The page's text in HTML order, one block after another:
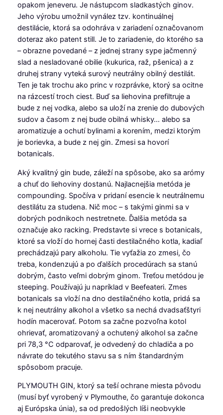
opakom jeneveru. Je nástupcom sladkastých ginov.
Jeho výrobu umožnil vynález tzv. kontinuálnej
destilácie, ktorá sa odohráva v zariadení označovanom
doteraz ako patent still. Je to zariadenie, do ktorého sa
– obrazne povedané – z jednej strany sype jačmenný
slad a nesladované obilie (kukurica, raž, pšenica) a z
druhej strany vyteká surový neutrálny obilný destilát.
Ten je tak trochu ako princ v rozprávke, ktorý sa ocitne
na rázcestí troch ciest. Buď sa liehovina prefiltruje a
bude z nej vodka, alebo sa uloží na zrenie do dubových
sudov a časom z nej bude obilná whisky… alebo sa
aromatizuje a ochutí bylinami a korením, medzi ktorým
je borievka, a bude z nej gin. Zmesi sa hovorí
botanicals.
Aký kvalitný gin bude, záleží na spôsobe, ako sa arómy
a chuť do liehoviny dostanú. Najlacnejšia metóda je
compounding. Spočíva v pridaní esencie k neutrálnemu
destilátu za studena. Nič moc – s takými ginmi sa v
dobrých podnikoch nestretnete. Ďalšia metóda sa
označuje ako racking. Predstavte si vrece s botanicals,
ktoré sa vloží do hornej časti destilačného kotla, kadiaľ
prechádzajú pary alkoholu. Tie vyťažia zo zmesi, čo
treba, kondenzujú a po ďalších procedúrach sa stanú
dobrým, často veľmi dobrým ginom. Treťou metódou je
steeping. Používajú ju napríklad v Beefeateri. Zmes
botanicals sa vloží na dno destilačného kotla, pridá sa
k nej neutrálny alkohol a všetko sa nechá dvadsaťštyri
hodín macerovať. Potom sa začne pozvoľna kotol
ohrievať, aromatizovaný a ochutený alkohol sa začne
pri 78,3 °C odparovať, je odvedený do chladiča a po
návrate do tekutého stavu sa s ním štandardným
spôsobom pracuje.
PLYMOUTH GIN, ktorý sa teší ochrane miesta pôvodu
(musí byť vyrobený v Plymouthe, čo garantuje dokonca
aj Európska únia), sa od predošlých líši neobvykle